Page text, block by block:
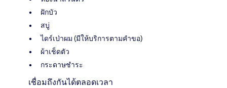
ฝักบัว
สบู่
ไดร์เป่าผม (มีให้บริการตามคำขอ)
ผ้าเช็ดตัว
กระดาษชำระ
เชื่อมถึงกันได้ตลอดเวลา